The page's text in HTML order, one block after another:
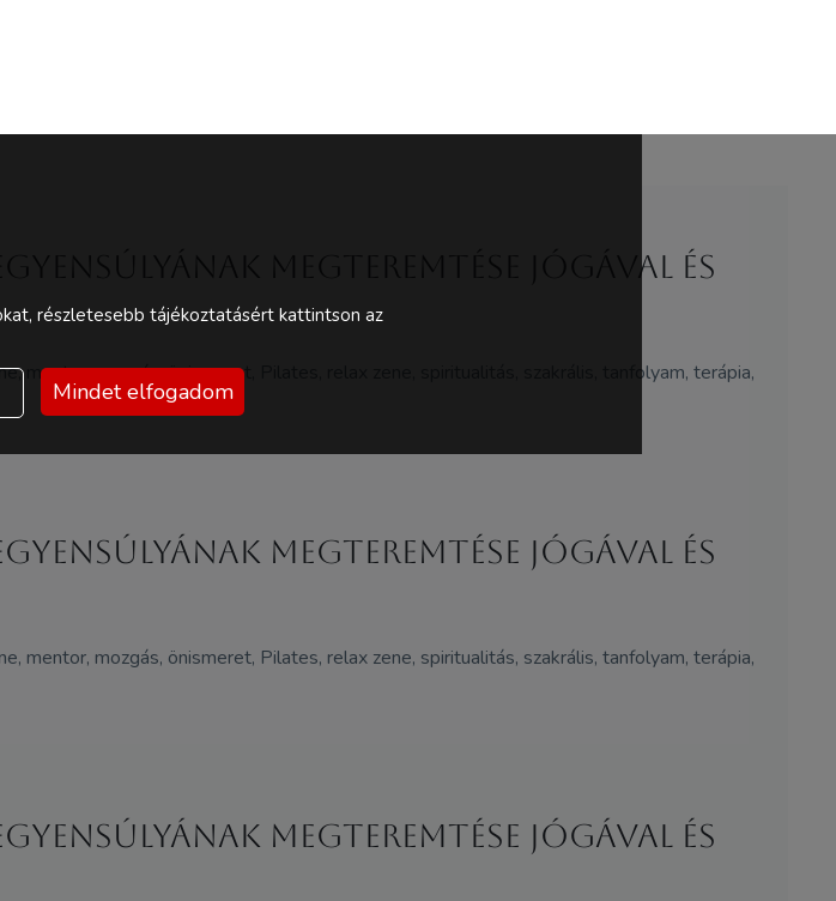
megteremtése jógával és
mentor, mozgás, önismeret, Pilates, relax zene, spiritualitás, szakrális, tanfolyam, terápia,
megteremtése jógával és
mentor, mozgás, önismeret, Pilates, relax zene, spiritualitás, szakrális, tanfolyam, terápia,
megteremtése jógával és
részletesebb tájékoztatásért kattintson az
Mindet elfogadom